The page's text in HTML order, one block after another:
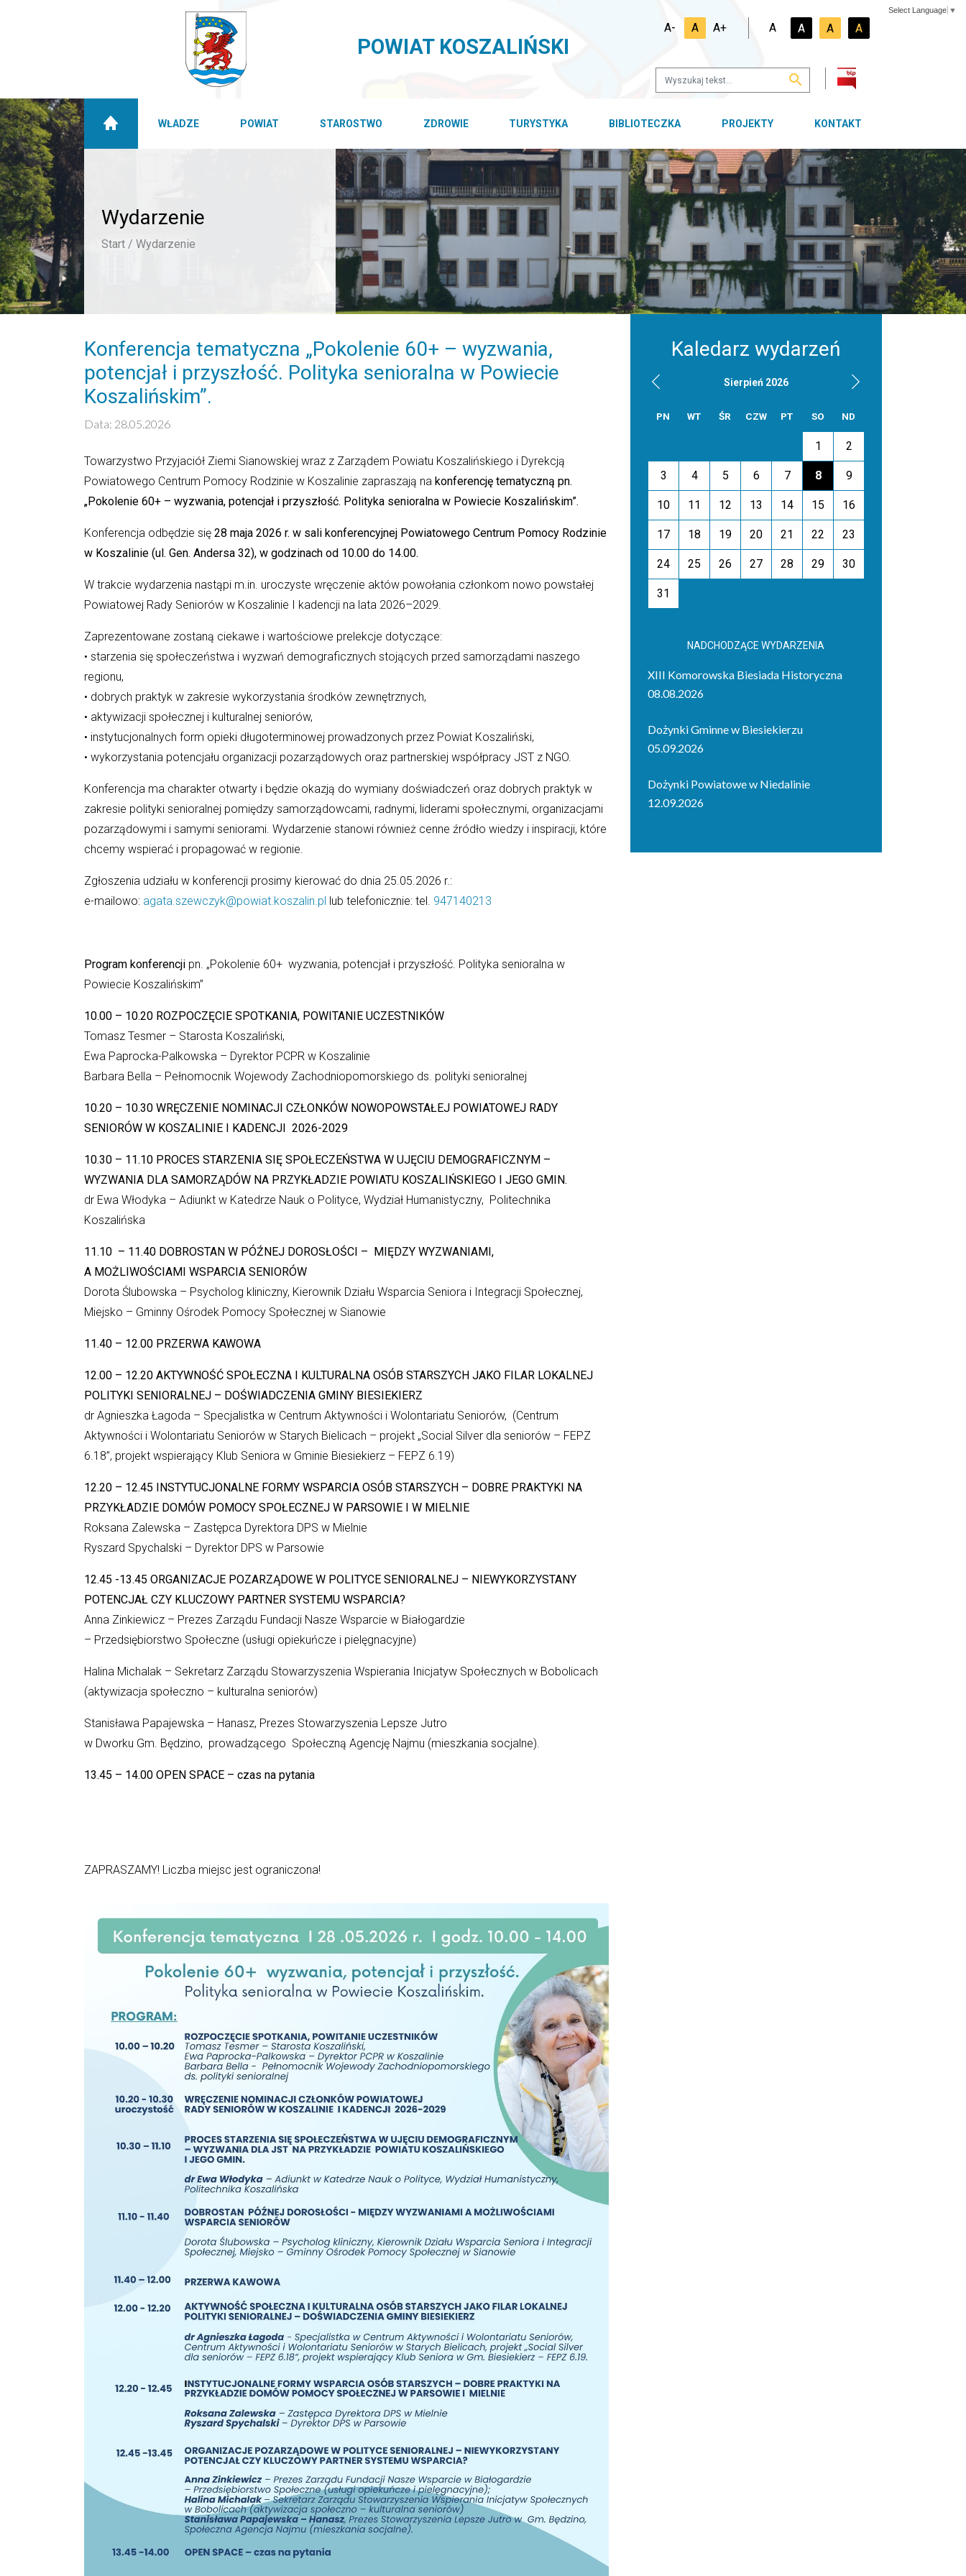
Select Language ▼
POWIAT KOSZALIŃSKI
A- A A+ A A A A
WŁADZE POWIAT STAROSTWO ZDROWIE TURYSTYKA BIBLIOTECZKA PROJEKTY KONTAKT
Wydarzenie
Start / Wydarzenie
Konferencja tematyczna „Pokolenie 60+ – wyzwania,
potencjał i przyszłość. Polityka senioralna w Powiecie
Koszalińskim”.
Data: 28.05.2026
Towarzystwo Przyjaciół Ziemi Sianowskiej wraz z Zarządem Powiatu Koszalińskiego i Dyrekcją
Powiatowego Centrum Pomocy Rodzinie w Koszalinie zapraszają na konferencję tematyczną pn.
„Pokolenie 60+ – wyzwania, potencjał i przyszłość. Polityka senioralna w Powiecie Koszalińskim”.
Konferencja odbędzie się 28 maja 2026 r. w sali konferencyjnej Powiatowego Centrum Pomocy Rodzinie
w Koszalinie (ul. Gen. Andersa 32), w godzinach od 10.00 do 14.00.
W trakcie wydarzenia nastąpi m.in. uroczyste wręczenie aktów powołania członkom nowo powstałej
Powiatowej Rady Seniorów w Koszalinie I kadencji na lata 2026–2029.
Zaprezentowane zostaną ciekawe i wartościowe prelekcje dotyczące:
• starzenia się społeczeństwa i wyzwań demograficznych stojących przed samorządami naszego
regionu,
• dobrych praktyk w zakresie wykorzystania środków zewnętrznych,
• aktywizacji społecznej i kulturalnej seniorów,
• instytucjonalnych form opieki długoterminowej prowadzonych przez Powiat Koszaliński,
• wykorzystania potencjału organizacji pozarządowych oraz partnerskiej współpracy JST z NGO.
Konferencja ma charakter otwarty i będzie okazją do wymiany doświadczeń oraz dobrych praktyk w
zakresie polityki senioralnej pomiędzy samorządowcami, radnymi, liderami społecznymi, organizacjami
pozarządowymi i samymi seniorami. Wydarzenie stanowi również cenne źródło wiedzy i inspiracji, które
chcemy wspierać i propagować w regionie.
Zgłoszenia udziału w konferencji prosimy kierować do dnia 25.05.2026 r.:
e-mailowo: agata.szewczyk@powiat.koszalin.pl lub telefonicznie: tel. 947140213
Program konferencji pn. „Pokolenie 60+ wyzwania, potencjał i przyszłość. Polityka senioralna w
Powiecie Koszalińskim”
10.00 – 10.20 ROZPOCZĘCIE SPOTKANIA, POWITANIE UCZESTNIKÓW
Tomasz Tesmer – Starosta Koszaliński,
Ewa Paprocka-Palkowska – Dyrektor PCPR w Koszalinie
Barbara Bella – Pełnomocnik Wojewody Zachodniopomorskiego ds. polityki senioralnej
10.20 – 10.30 WRĘCZENIE NOMINACJI CZŁONKÓW NOWOPOWSTAŁEJ POWIATOWEJ RADY
SENIORÓW W KOSZALINIE I KADENCJI 2026-2029
10.30 – 11.10 PROCES STARZENIA SIĘ SPOŁECZEŃSTWA W UJĘCIU DEMOGRAFICZNYM –
WYZWANIA DLA SAMORZĄDÓW NA PRZYKŁADZIE POWIATU KOSZALIŃSKIEGO I JEGO GMIN.
dr Ewa Włodyka – Adiunkt w Katedrze Nauk o Polityce, Wydział Humanistyczny, Politechnika
Koszalińska
11.10 – 11.40 DOBROSTAN W PÓŹNEJ DOROSŁOŚCI – MIĘDZY WYZWANIAMI,
A MOŻLIWOŚCIAMI WSPARCIA SENIORÓW
Dorota Ślubowska – Psycholog kliniczny, Kierownik Działu Wsparcia Seniora i Integracji Społecznej,
Miejsko – Gminny Ośrodek Pomocy Społecznej w Sianowie
11.40 – 12.00 PRZERWA KAWOWA
12.00 – 12.20 AKTYWNOŚĆ SPOŁECZNA I KULTURALNA OSÓB STARSZYCH JAKO FILAR LOKALNEJ
POLITYKI SENIORALNEJ – DOŚWIADCZENIA GMINY BIESIEKIERZ
dr Agnieszka Łagoda – Specjalistka w Centrum Aktywności i Wolontariatu Seniorów, (Centrum
Aktywności i Wolontariatu Seniorów w Starych Bielicach – projekt „Social Silver dla seniorów – FEPZ
6.18”, projekt wspierający Klub Seniora w Gminie Biesiekierz – FEPZ 6.19)
12.20 – 12.45 INSTYTUCJONALNE FORMY WSPARCIA OSÓB STARSZYCH – DOBRE PRAKTYKI NA
PRZYKŁADZIE DOMÓW POMOCY SPOŁECZNEJ W PARSOWIE I W MIELNIE
Roksana Zalewska – Zastępca Dyrektora DPS w Mielnie
Ryszard Spychalski – Dyrektor DPS w Parsowie
12.45 -13.45 ORGANIZACJE POZARZĄDOWE W POLITYCE SENIORALNEJ – NIEWYKORZYSTANY
POTENCJAŁ CZY KLUCZOWY PARTNER SYSTEMU WSPARCIA?
Anna Zinkiewicz – Prezes Zarządu Fundacji Nasze Wsparcie w Białogardzie
– Przedsiębiorstwo Społeczne (usługi opiekuńcze i pielęgnacyjne)
Halina Michalak – Sekretarz Zarządu Stowarzyszenia Wspierania Inicjatyw Społecznych w Bobolicach
(aktywizacja społeczno – kulturalna seniorów)
Stanisława Papajewska – Hanasz, Prezes Stowarzyszenia Lepsze Jutro
w Dworku Gm. Będzino, prowadzącego Społeczną Agencję Najmu (mieszkania socjalne).
13.45 – 14.00 OPEN SPACE – czas na pytania
ZAPRASZAMY! Liczba miejsc jest ograniczona!
Kaledarz wydarzeń
Sierpień 2026
PN WT ŚR CZW PT SO ND
1 2
3 4 5 6 7 8 9
10 11 12 13 14 15 16
17 18 19 20 21 22 23
24 25 26 27 28 29 30
31
NADCHODZĄCE WYDARZENIA
XIII Komorowska Biesiada Historyczna
08.08.2026
Dożynki Gminne w Biesiekierzu
05.09.2026
Dożynki Powiatowe w Niedalinie
12.09.2026